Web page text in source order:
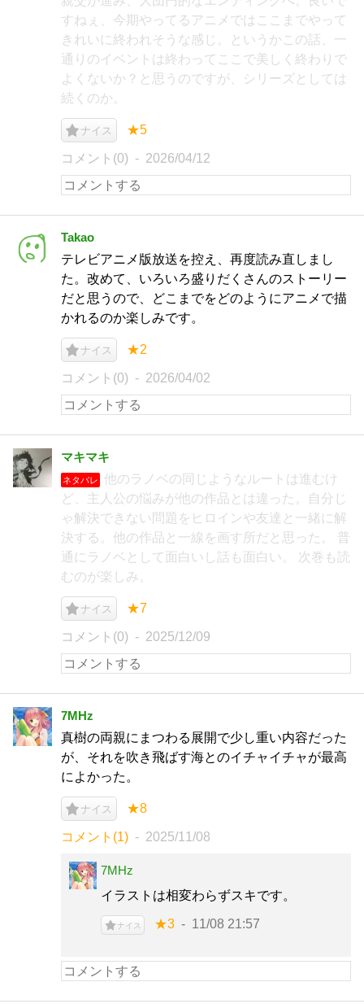
すねぇ、今期やってるアニメではここまでやって
きれいに終われそうな感じ。というかこの話、一
通りのイベントは終わってここで美しく終わりで
よくないか？と思うのですが、シリーズとしては
続くのか。
ナイス ★5
コメント(0) 2026/04/12
Takao
テレビアニメ版放送を控え、再度読み直しまし
た。改めて、いろいろ盛りだくさんのストーリー
だと思うので、どこまでをどのようにアニメで描
かれるのか楽しみです。
ナイス ★2
コメント(0) 2026/04/02
マキマキ
ネタバレ
他のラノベの同じようなルートは進むけ
ど、主人公の悩みが他の作品とは違った。自分じ
ゃ解決できない問題をヒロインや友達と一緒に解
決する。他の作品と一線を画す所だと思った。 普
通にラノベとして面白いし話も面白い。 次巻も読
むのが楽しみ。
ナイス ★7
コメント(0) 2025/12/09
7MHz
真樹の両親にまつわる展開で少し重い内容だった
が、それを吹き飛ばす海とのイチャイチャが最高
によかった。
ナイス ★8
コメント(1) 2025/11/08
7MHz
イラストは相変わらずスキです。
ナイス ★3 11/08 21:57